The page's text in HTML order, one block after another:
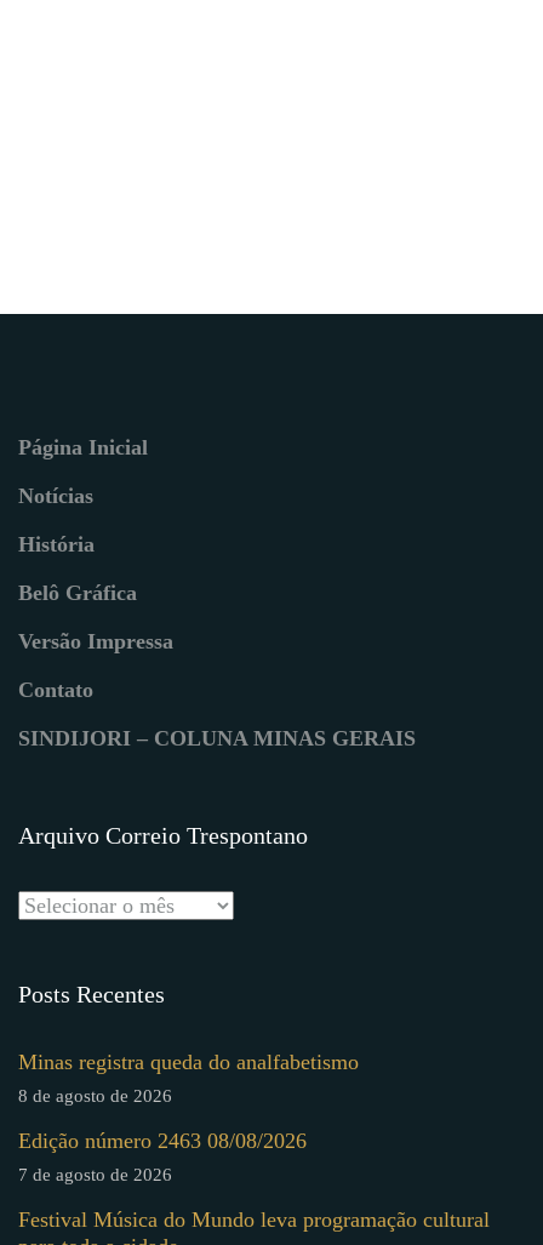
Página Inicial
Notícias
História
Belô Gráfica
Versão Impressa
Contato
SINDIJORI – COLUNA MINAS GERAIS
Arquivo Correio Trespontano
Posts Recentes
Minas registra queda do analfabetismo
8 de agosto de 2026
Edição número 2463 08/08/2026
7 de agosto de 2026
Festival Música do Mundo leva programação cultural